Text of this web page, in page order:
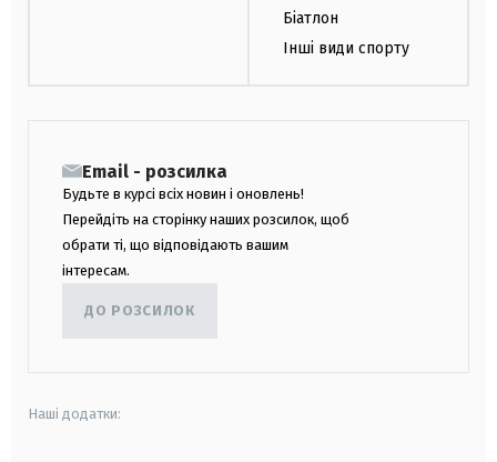
Біатлон
Інші види спорту
Email - розсилка
Будьте в курсі всіх новин і оновлень!
Перейдіть на сторінку наших розсилок, щоб
обрати ті, що відповідають вашим
інтересам.
ДО РОЗСИЛОК
Наші додатки: